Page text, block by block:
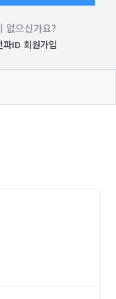
없으신가요?
파ID 회원가입